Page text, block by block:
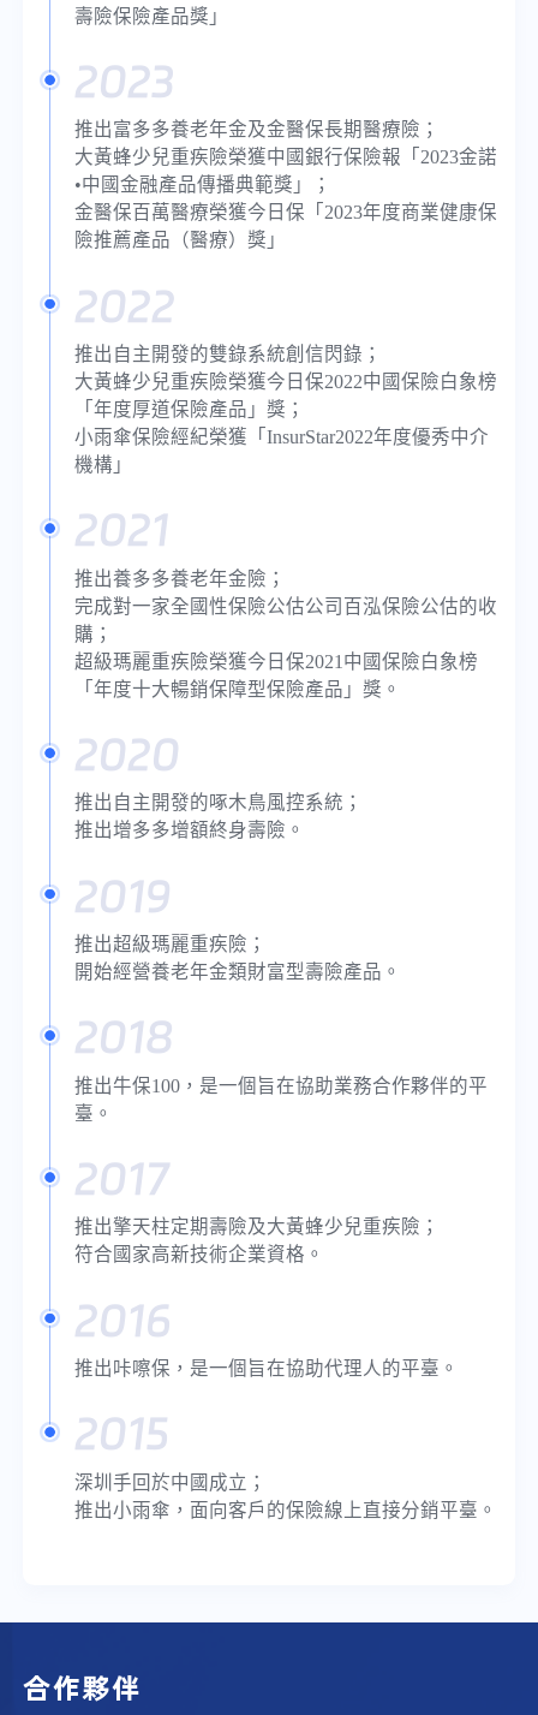
壽險保險產品獎」
2023
推出富多多養老年金及金醫保長期醫療險；
大黃蜂少兒重疾險榮獲中國銀行保險報「2023金諾
•中國金融產品傳播典範獎」；
金醫保百萬醫療榮獲今日保「2023年度商業健康保
險推薦產品（醫療）獎」
2022
推出自主開發的雙錄系統創信閃錄；
大黃蜂少兒重疾險榮獲今日保2022中國保險白象榜
「年度厚道保險產品」獎；
小雨傘保險經紀榮獲「InsurStar2022年度優秀中介
機構」
2021
推出養多多養老年金險；
完成對一家全國性保險公估公司百泓保險公估的收
購；
超級瑪麗重疾險榮獲今日保2021中國保險白象榜
「年度十大暢銷保障型保險產品」獎。
2020
推出自主開發的啄木鳥風控系統；
推出增多多增額終身壽險。
2019
推出超級瑪麗重疾險；
開始經營養老年金類財富型壽險產品。
2018
推出牛保100，是一個旨在協助業務合作夥伴的平
臺。
2017
推出擎天柱定期壽險及大黃蜂少兒重疾險；
符合國家高新技術企業資格。
2016
推出咔嚓保，是一個旨在協助代理人的平臺。
2015
深圳手回於中國成立；
推出小雨傘，面向客戶的保險線上直接分銷平臺。
合作夥伴